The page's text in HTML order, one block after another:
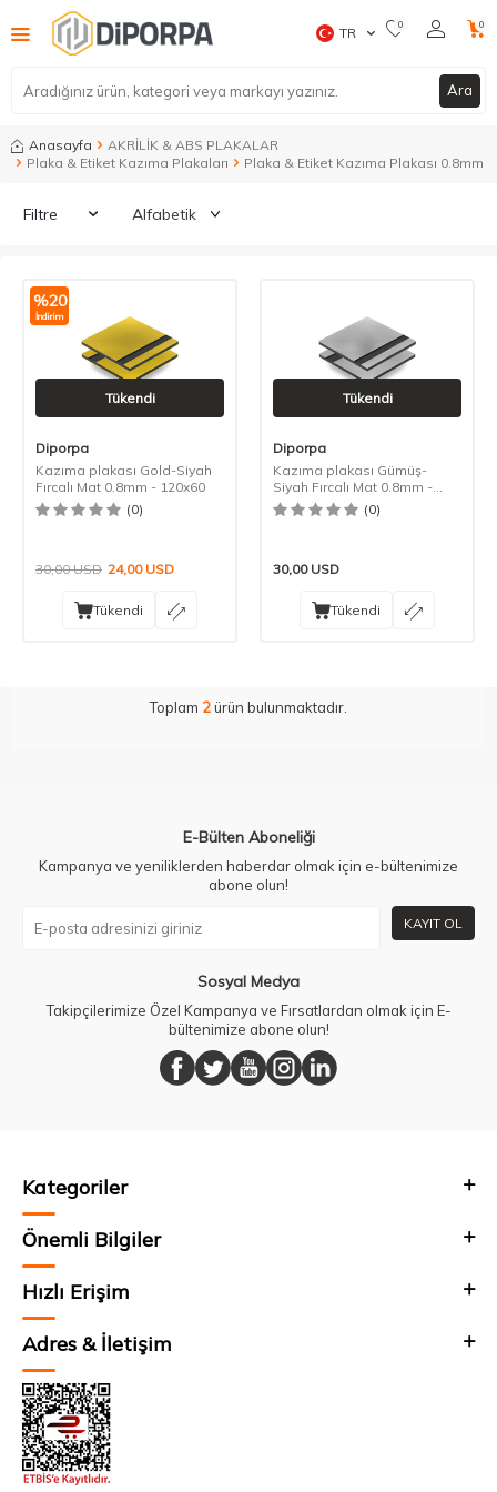
Ara
TR 0 0
Anasayfa
AKRİLİK & ABS PLAKALAR
Plaka & Etiket Kazıma Plakaları
Plaka & Etiket Kazıma Plakası 0.8mm
Filtre
%20
İndirim
Tükendi
Diporpa
Kazıma plakası Gold-Siyah
Fırcalı Mat 0.8mm - 120x60
(0)
30,00USD 24,00USD
Tükendi
Tükendi
Diporpa
Kazıma plakası Gümüş-
Siyah Fırcalı Mat 0.8mm -
120x60
(0)
30,00USD
Tükendi
Toplam 2ürün bulunmaktadır.
E-Bülten Aboneliği
Kampanya ve yeniliklerden haberdar olmak için e-bültenimize
abone olun!
KAYIT OL
Sosyal Medya
Takipçilerimize Özel Kampanya ve Fırsatlardan olmak için E-
bültenimize abone olun!
Kategoriler
Önemli Bilgiler
Hızlı Erişim
Adres & İletişim